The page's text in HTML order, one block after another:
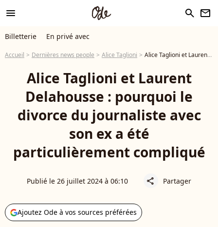
menu search newsletter
Billetterie En privé avec
Accueil Dernières news people Alice Taglioni Alice Taglioni et Laurent Delahousse : pourquoi le divorce du journaliste avec son ex a été particulièrement compliqué
Alice Taglioni et Laurent
Delahousse : pourquoi le
divorce du journaliste avec
son ex a été
particulièrement compliqué
Publié le 26 juillet 2024 à 06:10 share Partager
Ajoutez Ode à vos sources préférées